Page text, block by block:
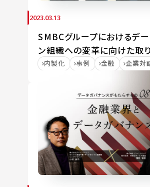
2023.03.13
SMBCグループにおけるデー
ン組織への変革に向けた取
内製化 事例 金融 企業対